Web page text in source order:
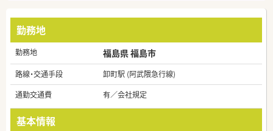
勤務地
勤務地 福島県 福島市
路線・交通手段
卸町駅 (阿武隈急行線)
通勤交通費
有／会社規定
基本情報